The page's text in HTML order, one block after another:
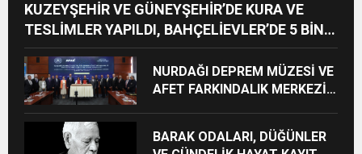
KUZEYŞEHİR VE GÜNEYŞEHİR’DE KURA VE
TESLİMLER YAPILDI, BAHÇELİEVLER’DE 5 BİN
KONUTUN TEMELİ ATILDI
NURDAĞI DEPREM MÜZESİ VE
AFET FARKINDALIK MERKEZİ
BARAK ODALARI, DÜĞÜNLER